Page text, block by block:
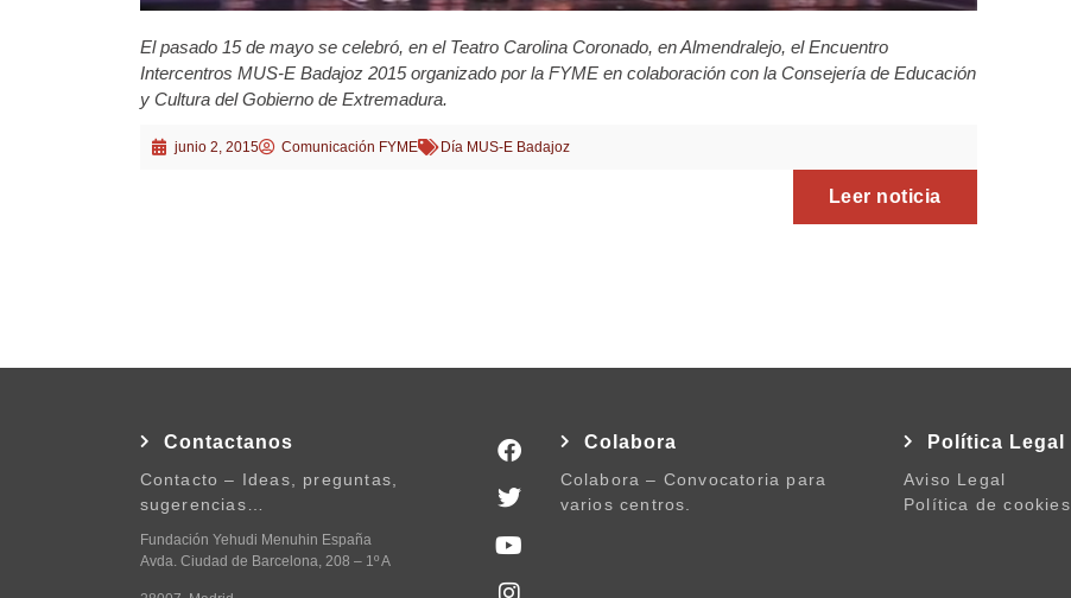
El pasado 15 de mayo se celebró, en el Teatro Carolina Coronado, en Almendralejo, el Encuentro
Intercentros MUS-E Badajoz 2015 organizado por la FYME en colaboración con la Consejería de Educación
y Cultura del Gobierno de Extremadura.
junio 2, 2015 Comunicación FYME Día MUS-E Badajoz
Leer noticia
Contactanos
Contacto – Ideas, preguntas,
sugerencias…
Fundación Yehudi Menuhin España
Avda. Ciudad de Barcelona, 208 – 1º A
Colabora
Colabora – Convocatoria para
varios centros.
Política Legal
Aviso Legal
Política de cookies